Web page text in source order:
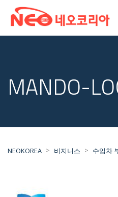
MANDO-
NEOKOREA > 비지니스 > 수입차